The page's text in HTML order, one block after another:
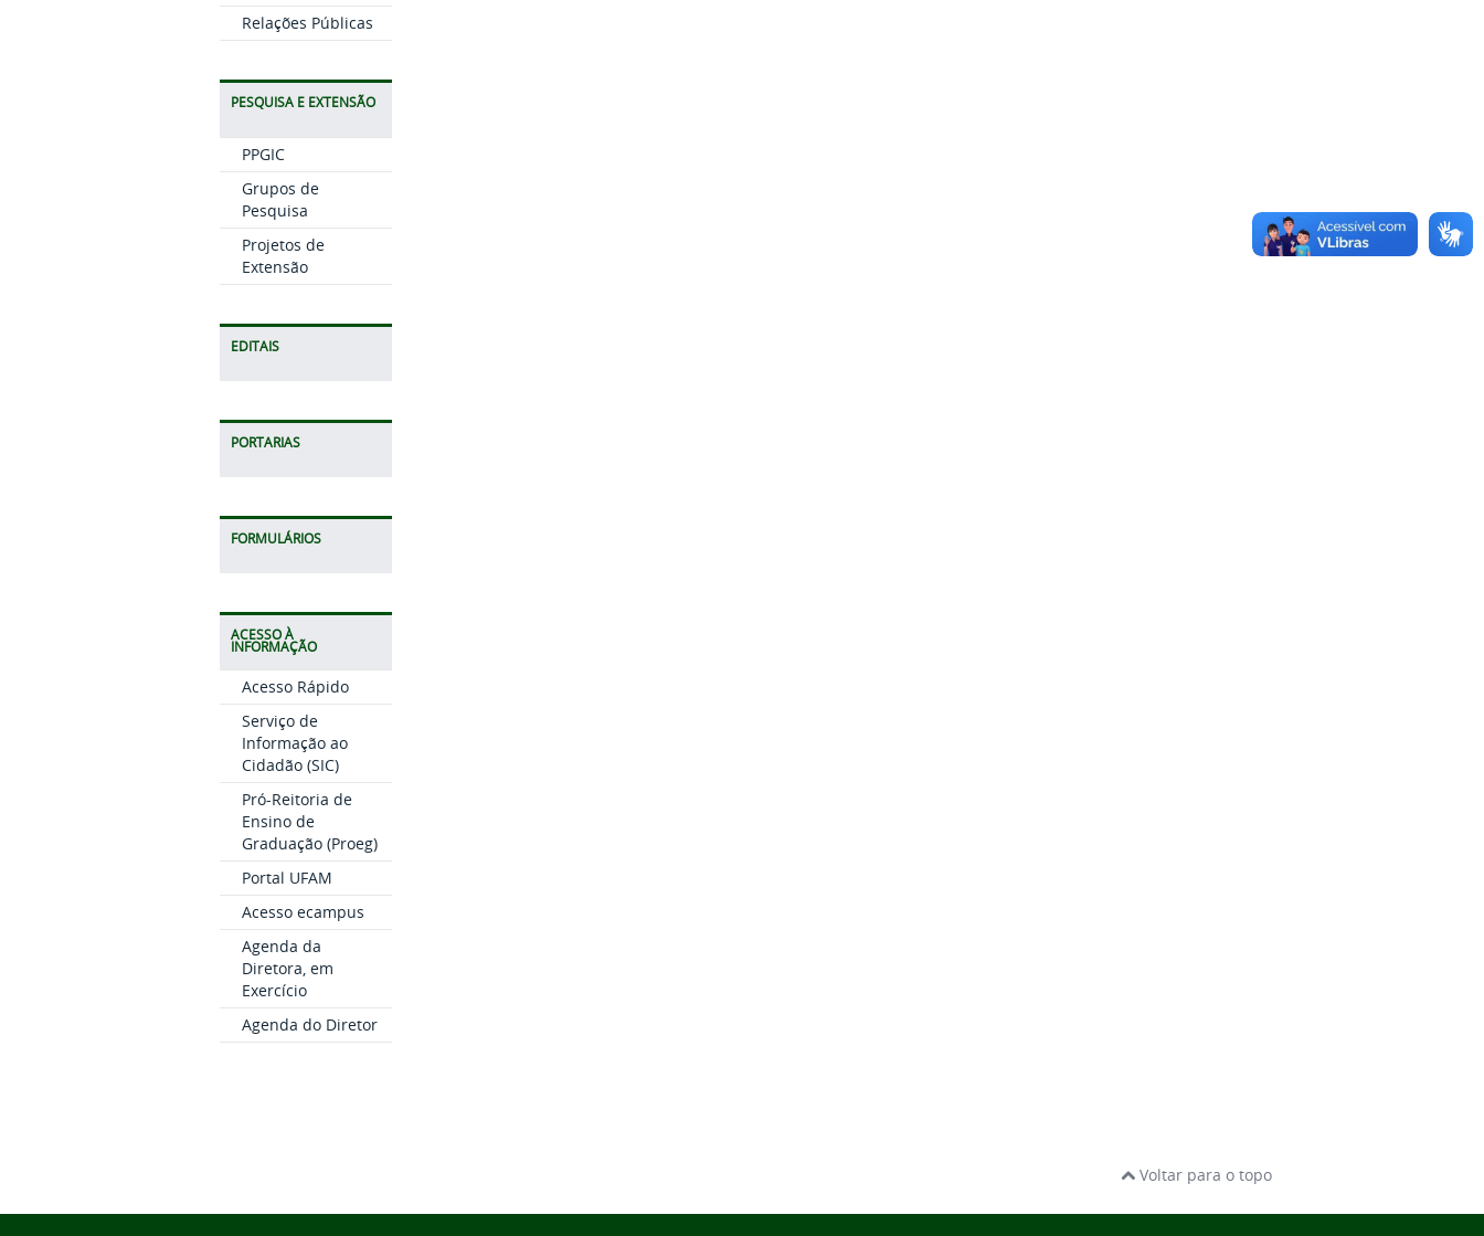
Relações Públicas
PESQUISA E EXTENSÃO
PPGIC
Grupos de
Pesquisa
Projetos de
Extensão
EDITAIS
PORTARIAS
FORMULÁRIOS
ACESSO À
INFORMAÇÃO
Acesso Rápido
Serviço de
Informação ao
Cidadão (SIC)
Pró-Reitoria de
Ensino de
Graduação (Proeg)
Portal UFAM
Acesso ecampus
Agenda da
Diretora, em
Exercício
Agenda do Diretor
Voltar para o topo